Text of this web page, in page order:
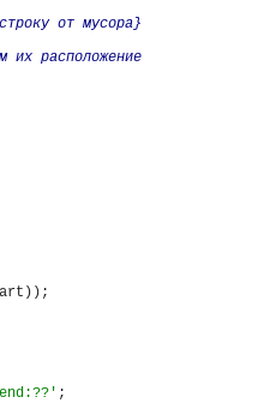
от мусора}
их расположение
;